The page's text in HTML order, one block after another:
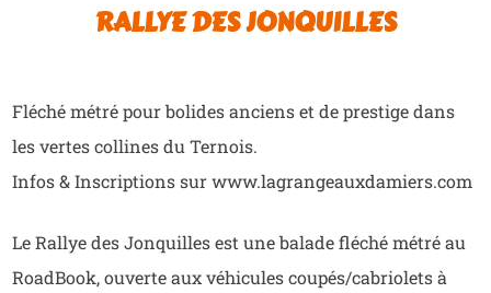
RALLYE DES JONQUILLES
Fléché métré pour bolides anciens et de prestige dans
les vertes collines du Ternois.
Infos & Inscriptions sur www.lagrangeauxdamiers.com
Le Rallye des Jonquilles est une balade fléché métré au
RoadBook, ouverte aux véhicules coupés/cabriolets à